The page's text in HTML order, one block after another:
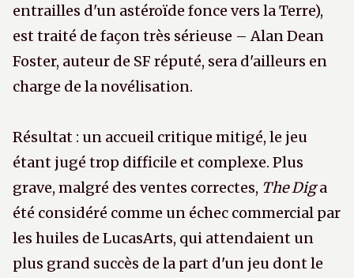
entrailles d'un astéroïde fonce vers la Terre),
est traité de façon très sérieuse – Alan Dean
Foster, auteur de SF réputé, sera d'ailleurs en
charge de la novélisation.
Résultat : un accueil critique mitigé, le jeu
étant jugé trop difficile et complexe. Plus
grave, malgré des ventes correctes, The Diga
été considéré comme un échec commercial par
les huiles de LucasArts, qui attendaient un
plus grand succès de la part d'un jeu dont le